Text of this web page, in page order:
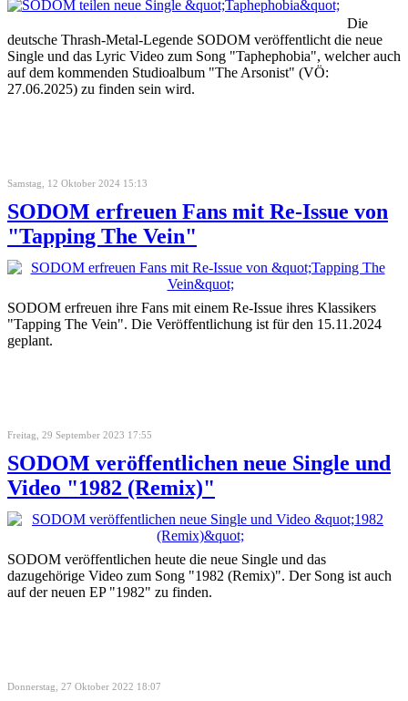
Die
deutsche Thrash-Metal-Legende SODOM veröffentlicht die neue
Single und das Lyric Video zum Song "Taphephobia", welcher auch
auf dem kommenden Studioalbum "The Arsonist" (VÖ:
27.06.2025) zu finden sein wird.
Samstag, 12 Oktober 2024 15:13
SODOM erfreuen Fans mit Re-Issue von
"Tapping The Vein"
SODOM erfreuen ihre Fans mit einem Re-Issue ihres Klassikers
"Tapping The Vein". Die Veröffentlichung ist für den 15.11.2024
geplant.
Freitag, 29 September 2023 17:55
SODOM veröffentlichen neue Single und
Video "1982 (Remix)"
SODOM veröffentlichen heute die neue Single und das
dazugehörige Video zum Song "1982 (Remix)". Der Song ist auch
auf der neuen EP "1982" zu finden.
Donnerstag, 27 Oktober 2022 18:07